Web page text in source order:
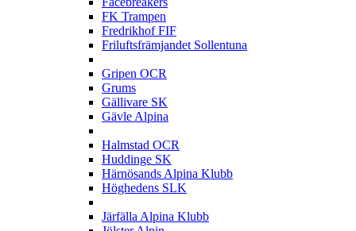
FK Trampen
Fredrikhof FIF
Friluftsfrämjandet Sollentuna
Gripen OCR
Grums
Gällivare SK
Gävle Alpina
Halmstad OCR
Huddinge SK
Härnösands Alpina Klubb
Höghedens SLK
Järfälla Alpina Klubb